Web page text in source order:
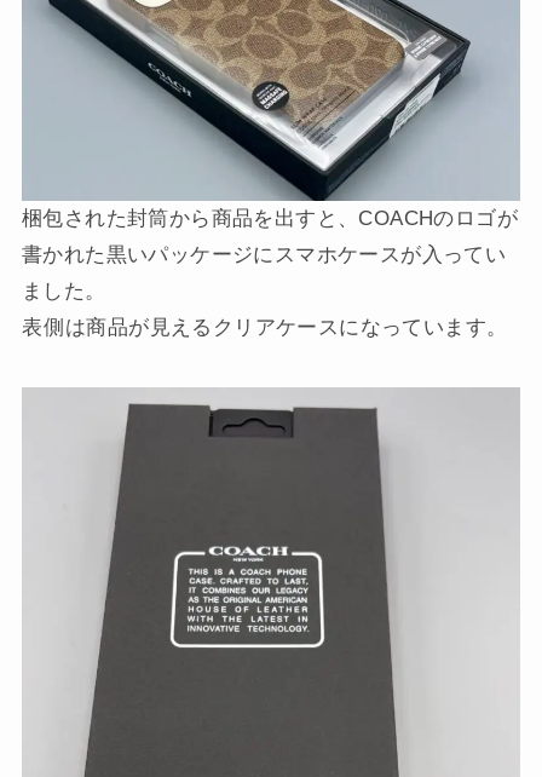
梱包された封筒から商品を出すと、COACHのロゴが
書かれた黒いパッケージにスマホケースが入ってい
ました。
表側は商品が見えるクリアケースになっています。